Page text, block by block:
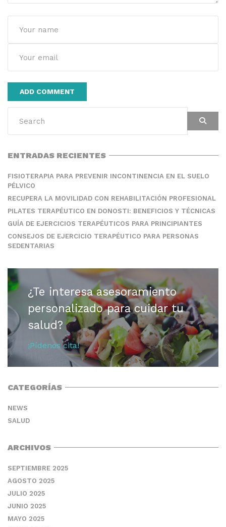
ENTRADAS RECIENTES
FISIOTERAPIA PARA PREVENIR INCONTINENCIA EN EL SUELO
PÉLVICO
RECUPERA LA MOVILIDAD CON REHABILITACIÓN PROFESIONAL
PILATES TERAPÉUTICO EN DONOSTI: BENEFICIOS Y TÉCNICAS
GUÍA DE EJERCICIOS TERAPÉUTICOS PARA PRINCIPIANTES
CONSEJOS DE EJERCICIO TERAPÉUTICO PARA PERSONAS
SEDENTARIAS
¿Te interesa asesoramiento
personalizado para cuidar tu
salud?
¡Pídenos cita!
CATEGORÍAS
NEWS
SALUD
ARCHIVOS
SEPTIEMBRE 2025
AGOSTO 2025
JULIO 2025
JUNIO 2025
MAYO 2025